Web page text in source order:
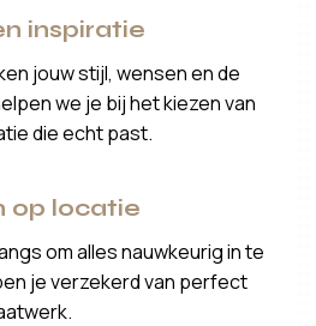
inspiratie
jouw stijl, wensen en de
we je bij het kiezen van
die echt past.
op locatie
om alles nauwkeurig in te
je verzekerd van perfect